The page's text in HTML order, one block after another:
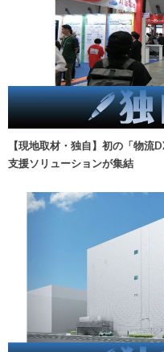
【現地取材・独自】初の「物流
支援ソリューションが集結